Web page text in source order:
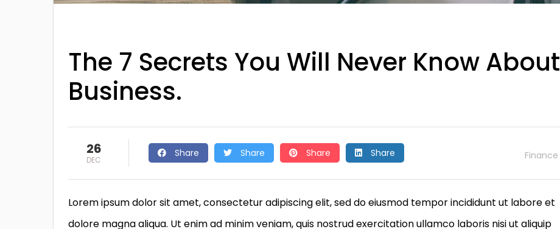
The 7 Secrets You Will Never Know About
Business.
26
DEC
Share Share Share Share Finance
Lorem ipsum dolor sit amet, consectetur adipiscing elit, sed do eiusmod tempor incididunt ut labore et
dolore magna aliqua. Ut enim ad minim veniam, quis nostrud exercitation ullamco laboris nisi ut aliquip